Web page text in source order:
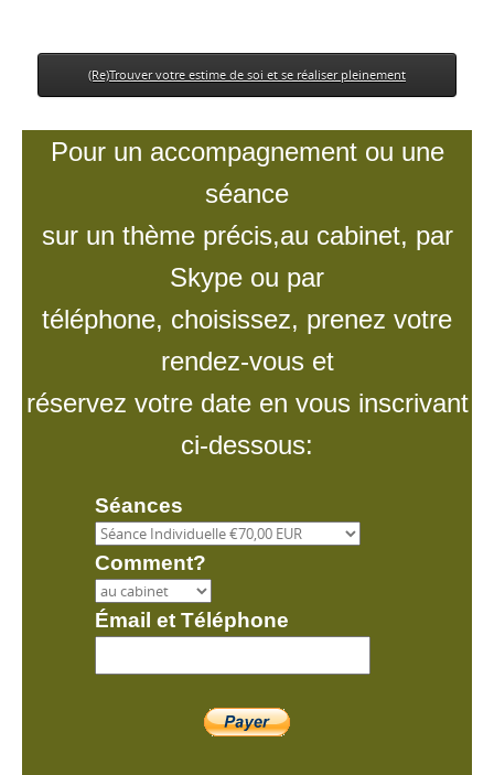
(Re)Trouver votre estime de soi et se réaliser pleinement
Pour un accompagnement ou une
séance
sur un thème précis,au cabinet, par
Skype ou par
téléphone, choisissez, prenez votre
rendez-vous et
réservez votre date en vous inscrivant
ci-dessous:
Séances
Comment?
Émail et Téléphone